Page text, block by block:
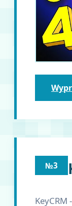
№3
KeyCRM